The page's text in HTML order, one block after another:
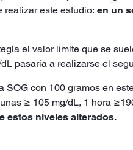
realizar este estudio: en un
el valor límite que se
pasaría a realizarse el
SOG con 100 gramos en
≥ 105 mg/dL, 1 hora
estos niveles alterados.